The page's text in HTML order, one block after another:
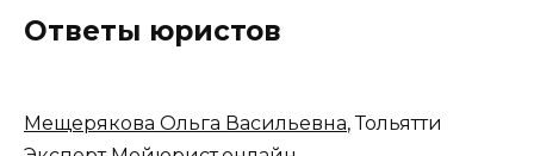
Ответы юристов
Мещерякова Ольга Васильевна, Тольятти